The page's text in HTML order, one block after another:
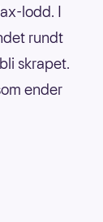
lodd. I
rundt
skrapet.
ender